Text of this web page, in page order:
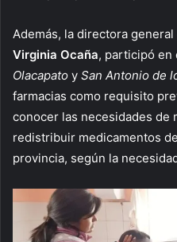
Además, la directora
Virginia Ocaña, participó en
Olacapato y San Antonio de
farmacias como requisito
conocer las necesidades de
redistribuir medicamentos de
provincia, según la